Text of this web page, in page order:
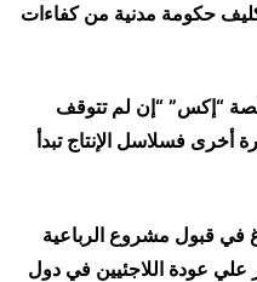
حكومة مدنية من كفاءات
“إكس” “إن لم تتوقف
أخرى فسلاسل الإنتاج تبدأ
في قبول مشروع الرباعية
عودة اللاجئيين في دول